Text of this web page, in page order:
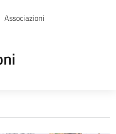
Associazioni